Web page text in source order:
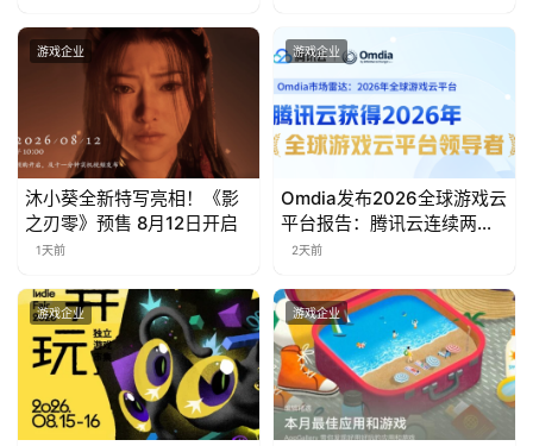
海
中
文
国
游戏企业
沐小葵全新特写亮相！《影
之刃零》预售 8月12日开启
1天前
游戏企业
Omdia发布2026全球游戏云
平台报告：腾讯云连续两年
入选“领导者”象限
2天前
游戏企业 游戏企业